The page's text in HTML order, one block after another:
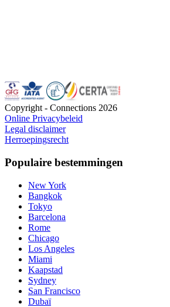
Copyright - Connections 2026
Online Privacybeleid
Legal disclaimer
Herroepingsrecht
Populaire bestemmingen
New York
Bangkok
Tokyo
Barcelona
Rome
Chicago
Los Angeles
Miami
Kaapstad
Sydney
San Francisco
Dubaï